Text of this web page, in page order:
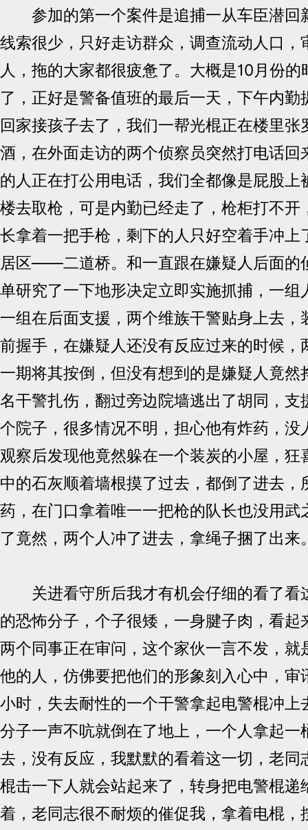
参加的第一个案件是追捕一从车臣潜回
线索很少，只好走访群众，调查流动人口，
人，拖的大家都很疲惫了。大概是10月份
了，正好是警备值班的最后一天，下午内勤
回家接孩子去了，我们一帮光棍正在楼里张
酒，在外面走访的两个侦察员突然打电话回
的人正在打公用电话，我们全都像是屁股上
楼去取枪，可是内勤已经走了，枪柜打不开
长拿着一把手枪，剩下的人只好空着手冲上
居区――二道桥。和一直跟在嫌疑人后面的
单研究了一下地形决定立即实施抓捕，一组
一组在后面支援，两个维族干警贴身上去，
前握手，在嫌疑人还没有反应过来的时候，
一期将其按倒，但没有想到的是嫌疑人竟然
名干警扎伤，翻过旁边院墙逃出了胡同，支
个院子，很多情况不明，担心他有炸药，没
观察后发现他竟然躲在一个装炭的小屋，狂
中的石灰顺着墙根摸了过去，都倒了进去，
药，在门口拿着唯一一把枪的队长也没用武
了竟然，两个人冲了进去，拿绳子捆了出来
关进看守所后我才有机会仔细的看了看
的恐怖分子，个子很矮，一身腱子肉，看起
两个同事正在审问，这个家伙一言不发，就
他的人，仿佛要把他们的形象刻入心中，审
小时，失去耐性的一个干警拿起电警棍冲上
分子一声不吭就倒在了地上，一个人拿起一
去，没有反应，我默默的看着这一切，老同
棍击一下人就会站起来了，转身把电警棍递
着，老同志很不耐烦的催促我，拿着电棍，